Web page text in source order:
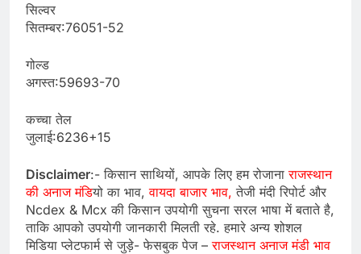
सिल्वर
सितम्बर:76051-52
गोल्ड
अगस्त:59693-70
कच्चा तेल
जुलाई:6236+15
Disclaimer:- किसान साथियों, आपके लिए हम रोजानाराजस्थान
की अनाज मंडियो का भाव, वायदा बाजार भाव, तेजी मंदी रिपोर्ट और
Ncdex & Mcx की किसान उपयोगी सुचना सरल भाषा में बताते है,
ताकि आपको उपयोगी जानकारी मिलती रहे. हमारे अन्य शोशल
मिडिया प्लेटफार्म से जुड़े- फेसबुक पेज –राजस्थान अनाज मंडी भाव